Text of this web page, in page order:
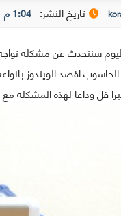
تاريخ النشر: 1:04 م
سنتحدث عن مشكله تواجه
اقصد الويندوز
قل وداعا لهذه المشكله